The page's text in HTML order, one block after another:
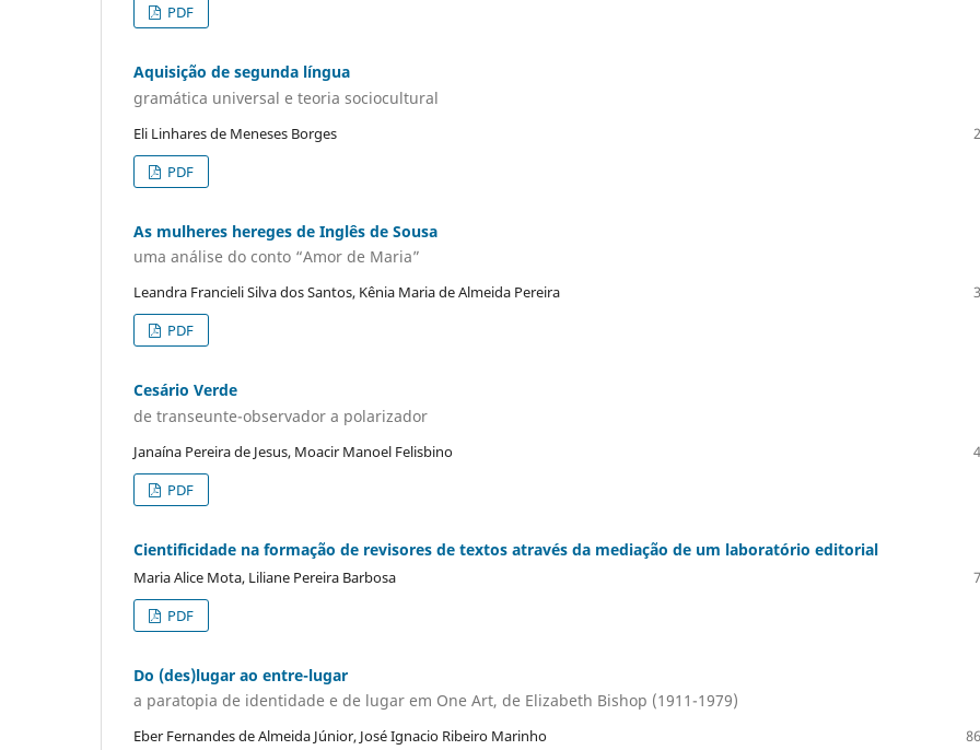
PDF
Aquisição de segunda língua
gramática universal e teoria sociocultural
Eli Linhares de Meneses Borges
PDF
As mulheres hereges de Inglês de Sousa
uma análise do conto “Amor de Maria”
Leandra Francieli Silva dos Santos, Kênia Maria de Almeida Pereira
PDF
Cesário Verde
de transeunte-observador a polarizador
Janaína Pereira de Jesus, Moacir Manoel Felisbino
PDF
Cientificidade na formação de revisores de textos através da mediação de um laboratório editorial
Maria Alice Mota, Liliane Pereira Barbosa
PDF
Do (des)lugar ao entre-lugar
a paratopia de identidade e de lugar em One Art, de Elizabeth Bishop (1911-1979)
Eber Fernandes de Almeida Júnior, José Ignacio Ribeiro Marinho